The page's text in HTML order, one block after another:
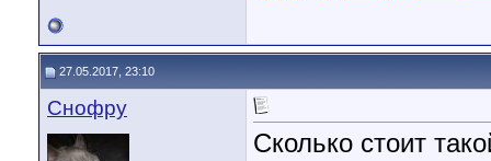
27.05.2017, 23:10
Снофру
Сколько стоит